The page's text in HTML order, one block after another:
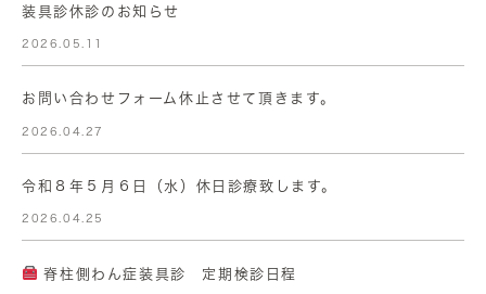
装具診休診のお知らせ
2026.05.11
お問い合わせフォーム休止させて頂きます。
2026.04.27
令和８年５月６日（水）休日診療致します。
2026.04.25
脊柱側わん症装具診 定期検診日程